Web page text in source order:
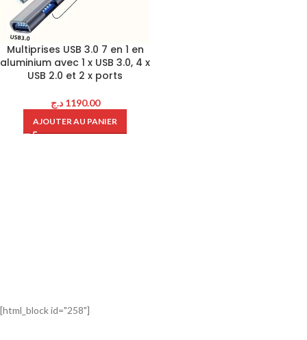
Multiprises USB 3.0 7 en 1 en
aluminium avec 1 x USB 3.0, 4 x
USB 2.0 et 2 x ports
1190.00 د.ج
AJOUTER AU PANIER
[html_block id="258"]